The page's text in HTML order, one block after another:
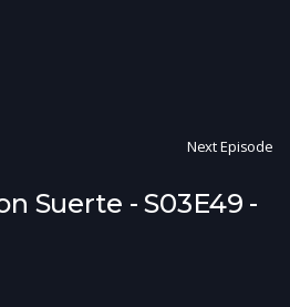
Next Episode
Suerte - S03E49 -